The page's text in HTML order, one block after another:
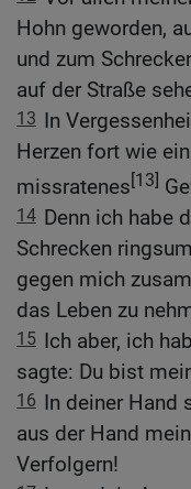
Hohn geworden,
und zum
auf der Straße
13 In
Herzen fort wie
missratenes[13]
14 Denn ich habe
Schrecken
gegen mich
das Leben zu
15 Ich aber, ich
sagte: Du bist
16 In deiner Hand
aus der Hand
Verfolgern!